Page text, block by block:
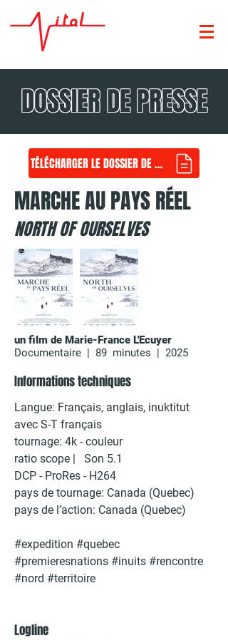
DOSSIER DE PRESSE
TÉLÉCHARGER LE DOSSIER DE PRESSE
MARCHE AU PAYS RÉEL
NORTH OF OURSELVES
un film de Marie-France L'Ecuyer
Documentaire | 89 minutes | 2025
Informations techniques
Langue: Français, anglais, inuktitut
avec S-T français
tournage: 4k - couleur
ratio scope | Son 5.1
DCP - ProRes - H264​
pays de tournage: Canada (Quebec)​
pays de l’action: Canada (Quebec)
#expedition #quebec
#premieresnations #inuits #rencontre
#nord #territoire
Logline